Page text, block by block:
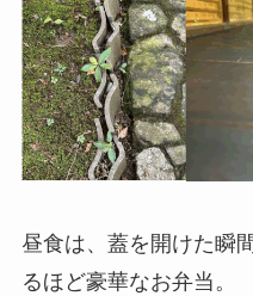
昼食は、蓋を開けた瞬
るほど豪華なお弁当。